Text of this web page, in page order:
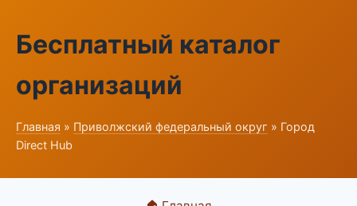
Бесплатный каталог
организаций
Главная » Приволжский федеральный округ » Город
Direct Hub